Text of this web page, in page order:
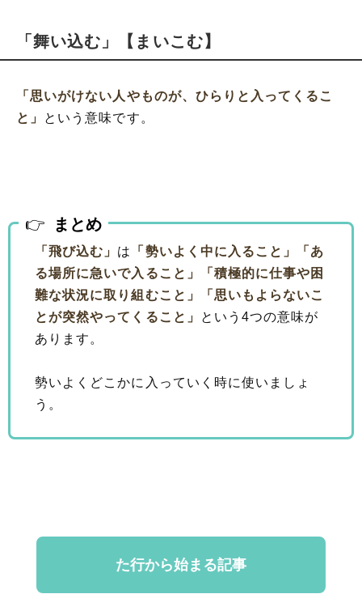
「舞い込む」【まいこむ】
「思いがけない人やものが、ひらりと入ってくるこ
と」
という意味です。
まとめ
「飛び込む」 は 「勢いよく中に入ること」
「あ
る場所に急いで入ること」
「積極的に仕事や困
難な状況に取り組むこと」
「思いもよらないこ
とが突然やってくること」
という4つの意味が
あります。
勢いよくどこかに入っていく時に使いましょ
う。
た行から始まる記事